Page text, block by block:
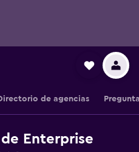
de agencias
Enterprise